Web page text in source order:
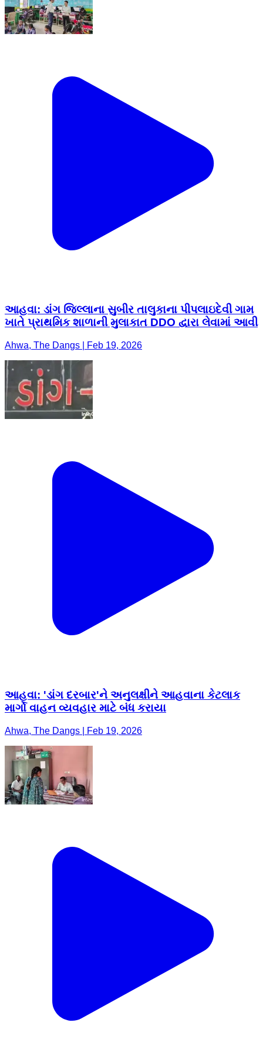
આહવા: ડાંગ જિલ્લાના સુબીર તાલુકાના પીપલાઇદેવી ગામ
ખાતે પ્રાથમિક શાળાની મુલાકાત DDO દ્વારા લેવામાં આવી
Ahwa, The Dangs | Feb 19, 2026
આહવા: 'ડાંગ દરબાર'ને અનુલક્ષીને આહવાના કેટલાક
માર્ગો વાહન વ્યવહાર માટે બંધ કરાયા
Ahwa, The Dangs | Feb 19, 2026